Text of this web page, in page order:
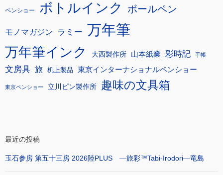
ペンショー ボトルインク ボールペン
モノマガジン ラミー 万年筆
万年筆インク 大西製作所 山本紙業 彩時記 手帳
文房具 旅 机上製品 東京インターナショナルペンショー
東京ペンショー 立川ピン製作所 趣味の文具箱
最近の投稿
玉石参房 第五十三房 2026陸PLUS ―旅彩™Tabi-Irodori―竜島